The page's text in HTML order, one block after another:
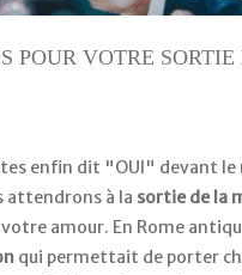
POUR VOTRE
enfin dit "OUI" devant le
attendrons à la sortie de la
amour. En Rome
qui permettait de porter